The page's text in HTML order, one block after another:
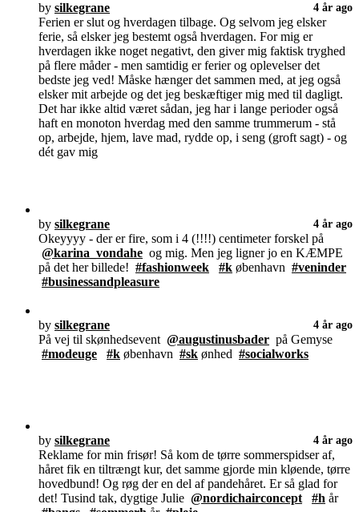
by silkegrane 4 år ago
Ferien er slut og hverdagen tilbage. Og selvom jeg elsker
ferie, så elsker jeg bestemt også hverdagen. For mig er
hverdagen ikke noget negativt, den giver mig faktisk tryghed
på flere måder - men samtidig er ferier og oplevelser det
bedste jeg ved! Måske hænger det sammen med, at jeg også
elsker mit arbejde og det jeg beskæftiger mig med til dagligt.
Det har ikke altid været sådan, jeg har i lange perioder også
haft en monoton hverdag med den samme trummerum - stå
op, arbejde, hjem, lave mad, rydde op, i seng (groft sagt) - og
dét gav mig
by silkegrane 4 år ago
Okeyyyy - der er fire, som i 4 (!!!!) centimeter forskel på
@karina_vondahe og mig. Men jeg ligner jo en KÆMPE
på det her billede! #fashionweek #k øbenhavn #veninder
#businessandpleasure
by silkegrane 4 år ago
På vej til skønhedsevent @augustinusbader på Gemyse
#modeuge
#k øbenhavn #sk ønhed #socialworks
by silkegrane 4 år ago
Reklame for min frisør! Så kom de tørre sommerspidser af,
håret fik en tiltrængt kur, det samme gjorde min kløende, tørre
hovedbund! Og røg der en del af pandehåret. Er så glad for
det! Tusind tak, dygtige Julie @nordichairconcept #h år